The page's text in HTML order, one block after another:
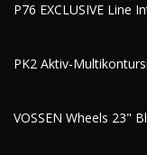
P76 EXCLUSIVE Line
PK2 Aktiv-
VOSSEN Wheels 23"